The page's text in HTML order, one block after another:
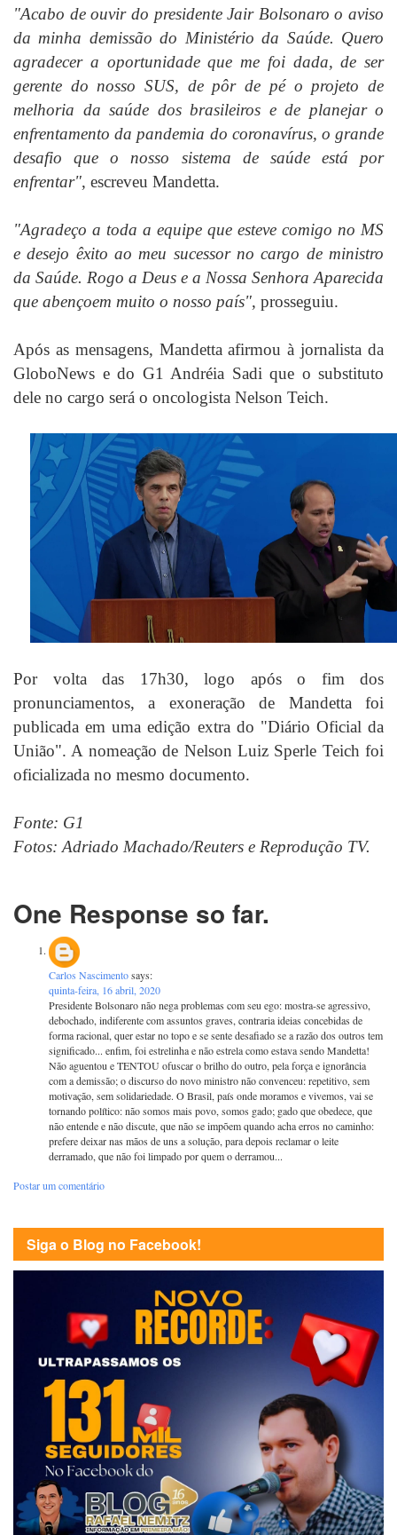
"Acabo de ouvir do presidente Jair Bolsonaro o aviso
da minha demissão do Ministério da Saúde. Quero
agradecer a oportunidade que me foi dada, de ser
gerente do nosso SUS, de pôr de pé o projeto de
melhoria da saúde dos brasileiros e de planejar o
enfrentamento da pandemia do coronavírus, o grande
desafio que o nosso sistema de saúde está por
enfrentar", escreveu Mandetta.
"Agradeço a toda a equipe que esteve comigo no MS
e desejo êxito ao meu sucessor no cargo de ministro
da Saúde. Rogo a Deus e a Nossa Senhora Aparecida
que abençoem muito o nosso país", prosseguiu.
Após as mensagens, Mandetta afirmou à jornalista da
GloboNews e do G1 Andréia Sadi que o substituto
dele no cargo será o oncologista Nelson Teich.
Por volta das 17h30, logo após o fim dos
pronunciamentos, a exoneração de Mandetta foi
publicada em uma edição extra do "Diário Oficial da
União". A nomeação de Nelson Luiz Sperle Teich foi
oficializada no mesmo documento.
Fonte: G1
Fotos: Adriado Machado/Reuters e Reprodução TV.
One Response so far.
Carlos Nascimentosays:
quinta-feira, 16 abril, 2020
Presidente Bolsonaro não nega problemas com seu ego: mostra-se agressivo,
debochado, indiferente com assuntos graves, contraria ideias concebidas de
forma racional, quer estar no topo e se sente desafiado se a razão dos outros tem
significado... enfim, foi estrelinha e não estrela como estava sendo Mandetta!
Não aguentou e TENTOU ofuscar o brilho do outro, pela força e ignorância
com a demissão; o discurso do novo ministro não convenceu: repetitivo, sem
motivação, sem solidariedade. O Brasil, país onde moramos e vivemos, vai se
tornando político: não somos mais povo, somos gado; gado que obedece, que
não entende e não discute, que não se impõem quando acha erros no caminho:
prefere deixar nas mãos de uns a solução, para depois reclamar o leite
derramado, que não foi limpado por quem o derramou...
Postar um comentário
Siga o Blog no Facebook!